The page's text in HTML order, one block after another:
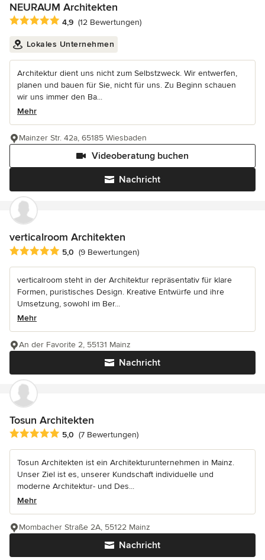
NEURAUM Architekten
Durchschnittliche Bewertung: 4.9 von 5 Sternen
4,9 (12 Bewertungen)
Lokales Unternehmen
Architektur dient uns nicht zum Selbstzweck. Wir entwerfen,
planen und bauen für Sie, nicht für uns. Zu Beginn schauen
wir uns immer den Ba...
Mehr
Nachricht
Videoberatung buchen
Mainzer Str. 42a, 65185 Wiesbaden
verticalroom Architekten
Durchschnittliche Bewertung: 5 von 5 Sternen
5,0 (9 Bewertungen)
verticalroom steht in der Architektur repräsentativ für klare
Formen, puristisches Design. Kreative Entwürfe und ihre
Umsetzung, sowohl im Ber...
Mehr
Nachricht
An der Favorite 2, 55131 Mainz
Tosun Architekten
Durchschnittliche Bewertung: 5 von 5 Sternen
5,0 (7 Bewertungen)
Tosun Architekten ist ein Architekturunternehmen in Mainz.
Unser Ziel ist es, unserer Kundschaft individuelle und
moderne Architektur- und Des...
Mehr
Nachricht
Mombacher Straße 2A, 55122 Mainz